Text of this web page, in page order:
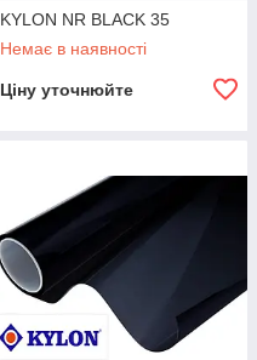
KYLON NR BLACK 35
Немає в наявності
Ціну уточнюйте